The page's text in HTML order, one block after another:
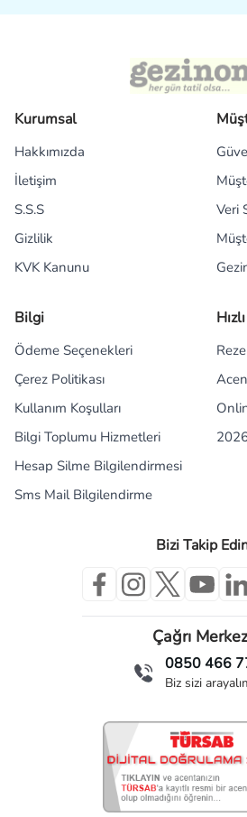
Kurumsal
Hakkımızda
İletişim
S.S.S
Gizlilik
KVK Kanunu
Veri
Bilgi
Ödeme Seçenekleri
Çerez Politikası
Kullanım Koşulları
Bilgi Toplumu Hizmetleri
Hesap Silme Bilgilendirmesi
Sms Mail Bilgilendirme
Bizi Takip
Çağrı
0850 466
Biz sizi